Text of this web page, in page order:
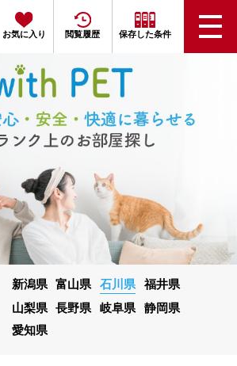
お気に入り 閲覧履歴 保存した条件
新潟県 富山県 石川県
福井県
山梨県
長野県 岐阜県
静岡県
愛知県